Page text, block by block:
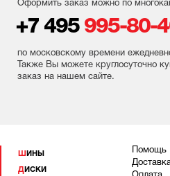
Оформить заказ можно по
+7 495 995-80-
по московскому времени
Также Вы можете круглосуточно
заказ на нашем сайте.
ШИНЫ
ДИСКИ
Помощь